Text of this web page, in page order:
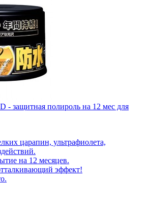
- защитная полироль на 12 мес для
царапин, ультрафиолета,
на 12 месяцев.
эффект!